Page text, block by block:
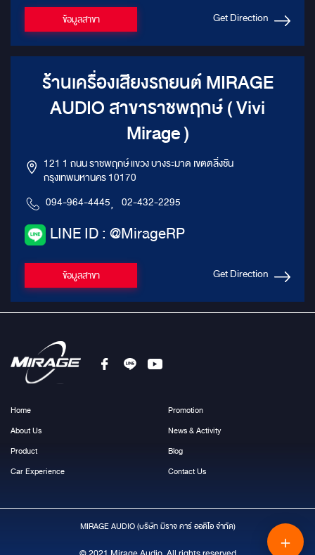
ข้อมูลสาขา Get Direction
ร้านเครื่องเสียงรถยนต์ MIRAGE
AUDIO สาขาราชพฤกษ์ ( Vivi
Mirage )
121 1 ถนน ราชพฤกษ์ แขวง บางระมาด เขตตลิ่งชัน
กรุงเทพมหานคร 10170
094-964-4445, 02-432-2295
LINE ID : @MirageRP
ข้อมูลสาขา Get Direction
Home
About Us
Product
Car Experience
Promotion
News & Activity
Blog
Contact Us
MIRAGE AUDIO (บริษัท มีราจ คาร์ ออดิโอ จำกัด)
＋